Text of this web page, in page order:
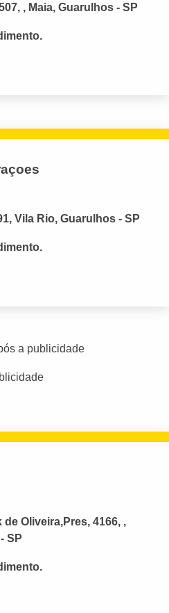
, Maia, Guarulhos - SP
Vila Rio, Guarulhos - SP
a publicidade
Oliveira,Pres, 4166, ,
SP